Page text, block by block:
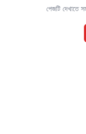
পেজটি দেখাতে